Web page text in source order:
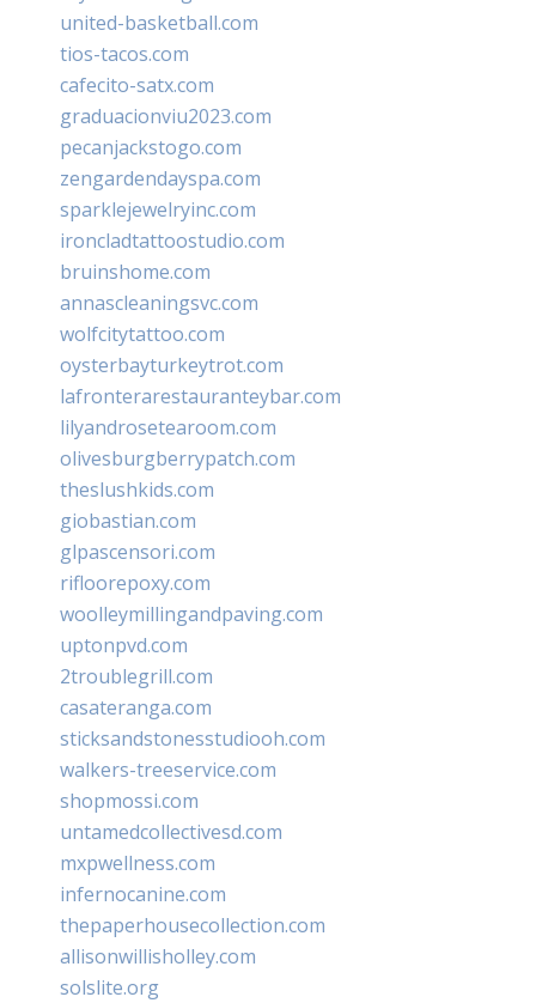
united-basketball.com
tios-tacos.com
cafecito-satx.com
graduacionviu2023.com
pecanjackstogo.com
zengardendayspa.com
sparklejewelryinc.com
ironcladtattoostudio.com
bruinshome.com
annascleaningsvc.com
wolfcitytattoo.com
oysterbayturkeytrot.com
lafronterarestauranteybar.com
lilyandrosetearoom.com
olivesburgberrypatch.com
theslushkids.com
giobastian.com
glpascensori.com
rifloorepoxy.com
woolleymillingandpaving.com
uptonpvd.com
2troublegrill.com
casateranga.com
sticksandstonesstudiooh.com
walkers-treeservice.com
shopmossi.com
untamedcollectivesd.com
mxpwellness.com
infernocanine.com
thepaperhousecollection.com
allisonwillisholley.com
solslite.org